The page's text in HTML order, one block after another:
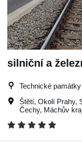
silniční a
Technické památky
Štětí, Okolí Prahy,
Čechy, Máchův